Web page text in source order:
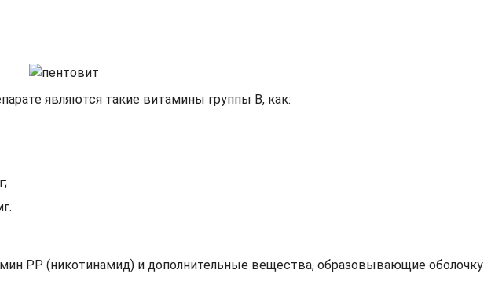
являются такие витамины группы В, как:
РР (никотинамид) и дополнительные вещества, образовывающие оболочку